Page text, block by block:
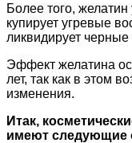
Более того,
купирует угревые
ликвидирует черные
Эффект желатина
лет, так как в этом
изменения.
Итак,
имеют следующие